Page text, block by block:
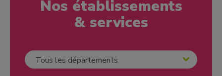
Nos établissements
& services